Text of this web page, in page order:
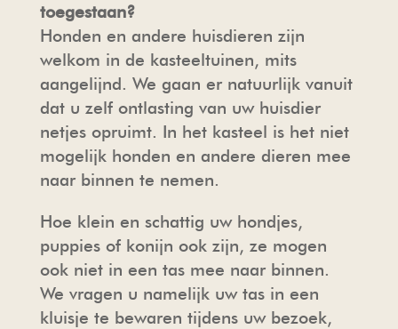
toegestaan?
Honden en andere huisdieren zijn
welkom in de kasteeltuinen, mits
aangelijnd. We gaan er natuurlijk vanuit
dat u zelf ontlasting van uw huisdier
netjes opruimt. In het kasteel is het niet
mogelijk honden en andere dieren mee
naar binnen te nemen.
Hoe klein en schattig uw hondjes,
puppies of konijn ook zijn, ze mogen
ook niet in een tas mee naar binnen.
We vragen u namelijk uw tas in een
kluisje te bewaren tijdens uw bezoek,